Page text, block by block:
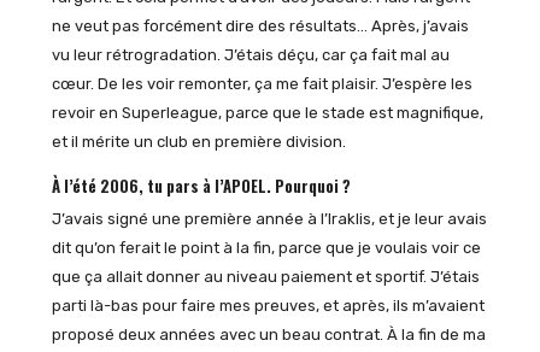
ne veut pas forcément dire des résultats… Après, j’avais
vu leur rétrogradation. J’étais déçu, car ça fait mal au
cœur. De les voir remonter, ça me fait plaisir. J’espère les
revoir en Superleague, parce que le stade est magnifique,
et il mérite un club en première division.
À l’été 2006, tu pars à l’APOEL. Pourquoi ?
J’avais signé une première année à l’Iraklis, et je leur avais
dit qu’on ferait le point à la fin, parce que je voulais voir ce
que ça allait donner au niveau paiement et sportif. J’étais
parti là-bas pour faire mes preuves, et après, ils m’avaient
proposé deux années avec un beau contrat. À la fin de ma